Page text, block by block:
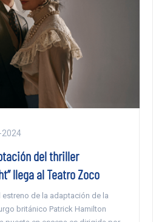
del thriller
llega al Teatro Zoco
estreno de la adaptación de la
británico Patrick Hamilton